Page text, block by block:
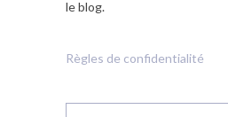
le blog.
Règles de confidentialité